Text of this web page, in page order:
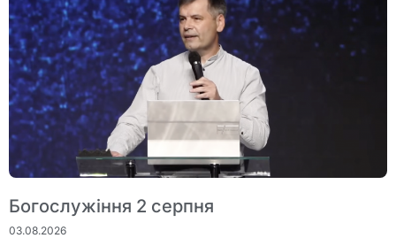
Богослужіння 2 серпня
03.08.2026